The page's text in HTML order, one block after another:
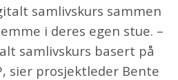
samlivskurs sammen
i deres egen stue. –
samlivskurs basert på
sier prosjektleder Bente